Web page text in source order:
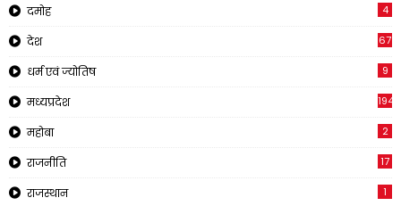
दमोह 4
देश 67
धर्म एवं ज्योतिष 9
मध्यप्रदेश 194
महोबा 2
राजनीति 17
राजस्थान 1